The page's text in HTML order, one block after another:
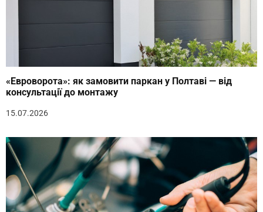
«Евроворота»: як замовити паркан у Полтаві — від
консультації до монтажу
15.07.2026